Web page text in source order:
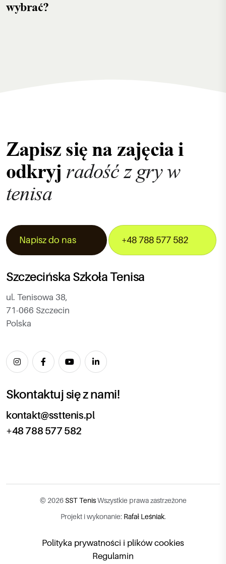
wybrać?
Zapisz się na zajęcia i
odkryj radość z gry w
tenisa
Napisz do nas +48 788 577 582
Szczecińska Szkoła Tenisa
ul. Tenisowa 38,
71-066 Szczecin
Polska
Skontaktuj się z nami!
kontakt@ssttenis.pl
+48 788 577 582
© 2026SST TenisWszystkie prawa zastrzeżone
Projekt i wykonanie: Rafał Leśniak.
Polityka prywatności i plików cookies
Regulamin